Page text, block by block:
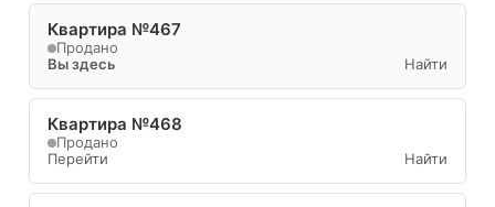
Квартира №467
Продано
Вы здесь
Найти
Квартира №468
Продано
Перейти
Найти